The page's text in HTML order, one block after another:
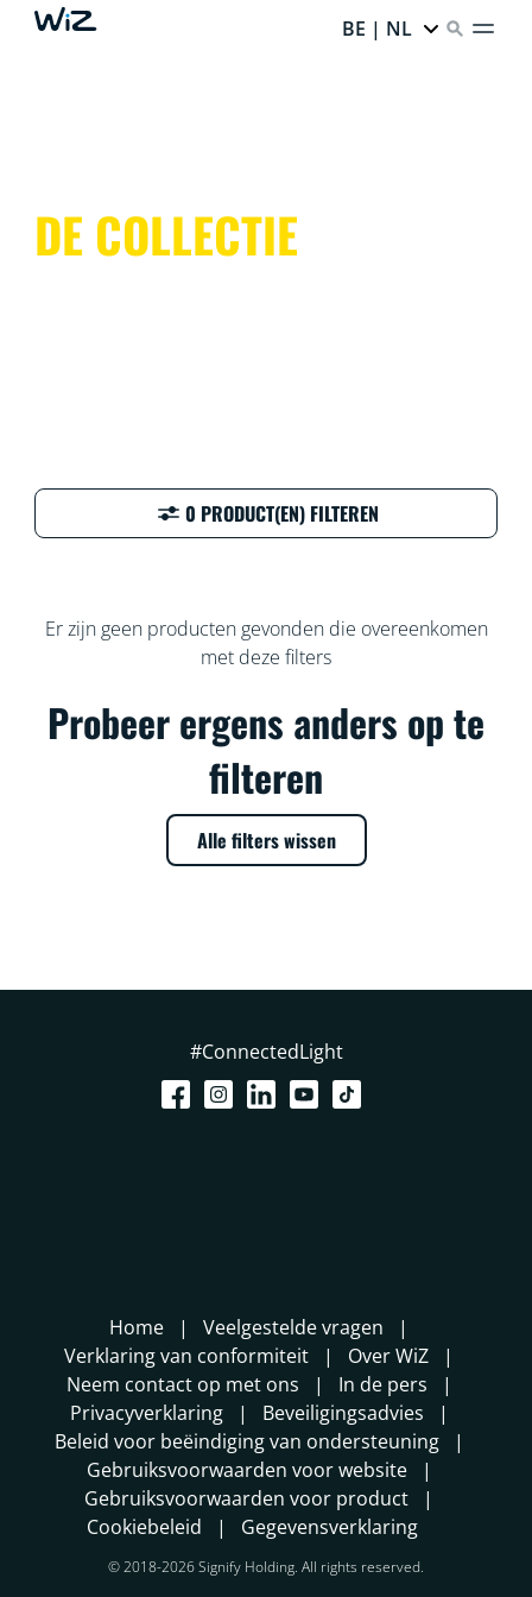
BE | NL
DE COLLECTIE
0 PRODUCT(EN) FILTEREN
Er zijn geen producten gevonden die overeenkomen
met deze filters
Probeer ergens anders op te
filteren
Alle filters wissen
#ConnectedLight
Home
Veelgestelde vragen
Verklaring van conformiteit
Over WiZ
Neem contact op met ons
In de pers
Privacyverklaring
Beveiligingsadvies
Beleid voor beëindiging van ondersteuning
Gebruiksvoorwaarden voor website
Gebruiksvoorwaarden voor product
Cookiebeleid
Gegevensverklaring
© 2018-2026 Signify Holding. All rights reserved.